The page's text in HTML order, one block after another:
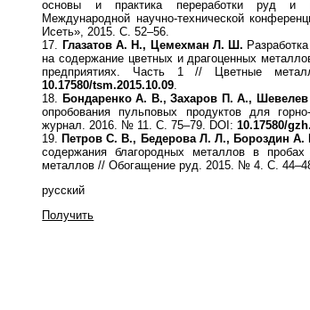
основы и практика переработки руд и
Международной научно-технической
Исеть», 2015. С. 52–56.
17. Глазатов А. Н., Цемехман Л. Ш.
на содержание цветных и драгоценных
предприятиях. Часть 1 // Цветные
10.17580/tsm.2015.10.09
18. Бондаренко А. В., Захаров П. А.,
опробования пульповых продуктов для
журнал. 2016. № 11. С. 75–79. DOI:10.17580/
19.Петров С. В., Бедерова Л. Л., Бороздин А.
содержания благородных металлов в
металлов // Обогащение руд. 2015. № 4. С.
русский
Получить